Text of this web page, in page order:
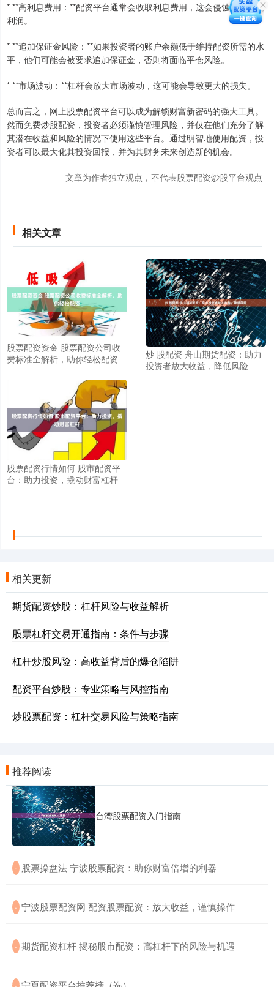
* **高利息费用：**配资平台通常会收取利息费用，这会侵蚀投资者的
利润。
* **追加保证金风险：**如果投资者的账户余额低于维持配资所需的水
平，他们可能会被要求追加保证金，否则将面临平仓风险。
* **市场波动：**杠杆会放大市场波动，这可能会导致更大的损失。
总而言之，网上股票配资平台可以成为解锁财富新密码的强大工具。
然而免费炒股配资，投资者必须谨慎管理风险，并仅在他们充分了解
其潜在收益和风险的情况下使用这些平台。通过明智地使用配资，投
资者可以最大化其投资回报，并为其财务未来创造新的机会。
文章为作者独立观点，不代表股票配资炒股平台观点
相关文章
股票配资资金 股票配资公司收
费标准全解析，助你轻松配资
炒 股配资 舟山期货配资：助力
投资者放大收益，降低风险
股票配资行情如何 股市配资平
台：助力投资，撬动财富杠杆
相关更新
期货配资炒股：杠杆风险与收益解析
股票杠杆交易开通指南：条件与步骤
杠杆炒股风险：高收益背后的爆仓陷阱
配资平台炒股：专业策略与风控指南
炒股票配资：杠杆交易风险与策略指南
推荐阅读
台湾股票配资入门指南
· ​股票操盘法 宁波股票配资：助你财富倍增的利器
· ​宁波股票配资网 配资股票配资：放大收益，谨慎操作
· ​期货配资杠杆 揭秘股市配资：高杠杆下的风险与机遇